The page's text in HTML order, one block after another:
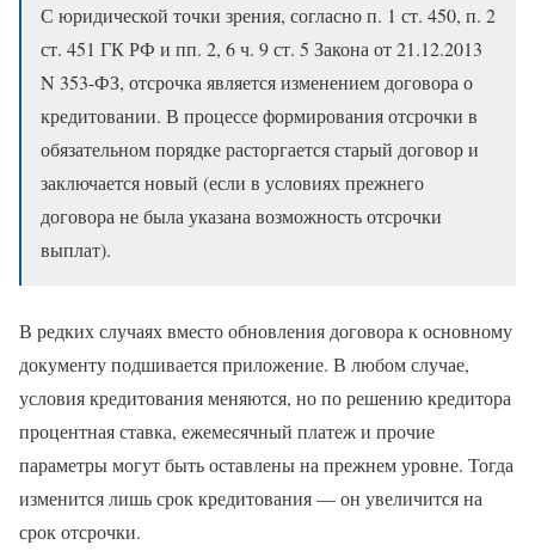
С юридической точки зрения, согласно п. 1 ст. 450, п. 2
ст. 451 ГК РФ и пп. 2, 6 ч. 9 ст. 5 Закона от 21.12.2013
N 353-ФЗ, отсрочка является изменением договора о
кредитовании. В процессе формирования отсрочки в
обязательном порядке расторгается старый договор и
заключается новый (если в условиях прежнего
договора не была указана возможность отсрочки
выплат).
В редких случаях вместо обновления договора к основному
документу подшивается приложение. В любом случае,
условия кредитования меняются, но по решению кредитора
процентная ставка, ежемесячный платеж и прочие
параметры могут быть оставлены на прежнем уровне. Тогда
изменится лишь срок кредитования — он увеличится на
срок отсрочки.